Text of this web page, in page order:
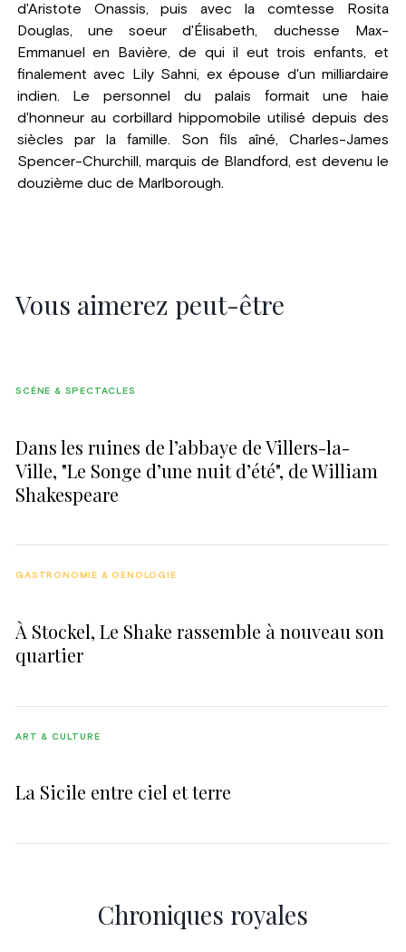
d'Aristote Onassis, puis avec la comtesse Rosita
Douglas, une soeur d'Élisabeth, duchesse Max-
Emmanuel en Bavière, de qui il eut trois enfants, et
finalement avec Lily Sahni, ex épouse d'un milliardaire
indien. Le personnel du palais formait une haie
d'honneur au corbillard hippomobile utilisé depuis des
siècles par la famille. Son fils aîné, Charles-James
Spencer-Churchill, marquis de Blandford, est devenu le
douzième duc de Marlborough.
Vous aimerez peut-être
Dans les ruines de l’abbaye de Villers-la-
Ville, "Le Songe d’une nuit d’été", de William
Shakespeare
SCÈNE & SPECTACLES
À Stockel, Le Shake rassemble à nouveau son
quartier
GASTRONOMIE & OENOLOGIE
La Sicile entre ciel et terre
ART & CULTURE
Chroniques royales